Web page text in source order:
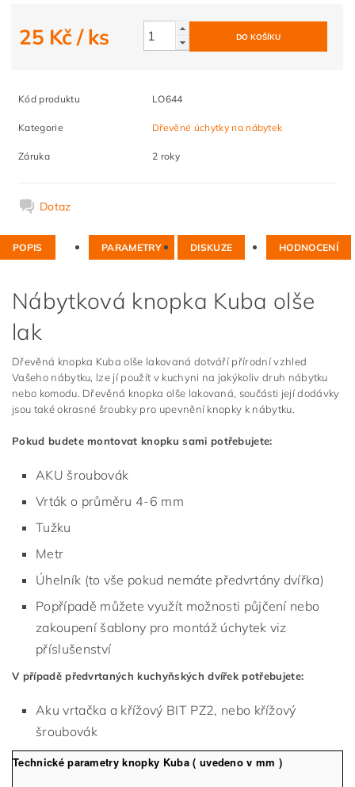
25 Kč/ ks
Kód produktu LO644
Kategorie Dřevěné úchytky na nábytek
Záruka 2 roky
Dotaz
POPIS PARAMETRY DISKUZE HODNOCENÍ
Nábytková knopka Kuba olše
lak
Dřevěná knopka Kuba olše lakovaná dotváří přírodní vzhled
Vašeho nábytku, lze jí použít v kuchyni na jakýkoliv druh nábytku
nebo komodu. Dřevěná knopka olše lakovaná, součásti její dodávky
jsou také okrasné šroubky pro upevnění knopky k nábytku.
Pokud budete montovat knopku sami potřebujete:
AKU šroubovák
Vrták o průměru 4-6 mm
Tužku
Metr
Úhelník (to vše pokud nemáte předvrtány dvířka)
Popřípadě můžete využít možnosti půjčení nebo
zakoupení šablony pro montáž úchytek viz
příslušenství
V případě předvrtaných kuchyňských dvířek potřebujete:
Aku vrtačka a křížový BIT PZ2, nebo křížový
šroubovák
Technické parametry knopky Kuba ( uvedeno v mm )